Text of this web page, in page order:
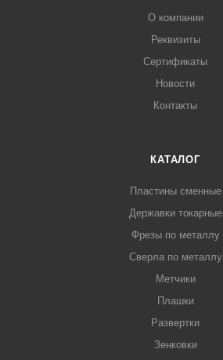
О компании
Реквизиты
Сертификаты
Новости
Контакты
КАТАЛОГ
Пластины сменные
Державки токарные
Фрезы по металлу
Сверла по металлу
Метчики
Плашки
Развертки
Зенковки